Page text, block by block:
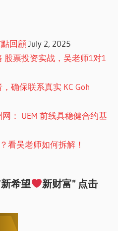
回顧 July 2, 2025
股票投资实战，吴老师1对1
确保联系真实 KC Goh
： UEM 前线具稳健合约基
看吴老师如何拆解！
希望
新财富” 点击